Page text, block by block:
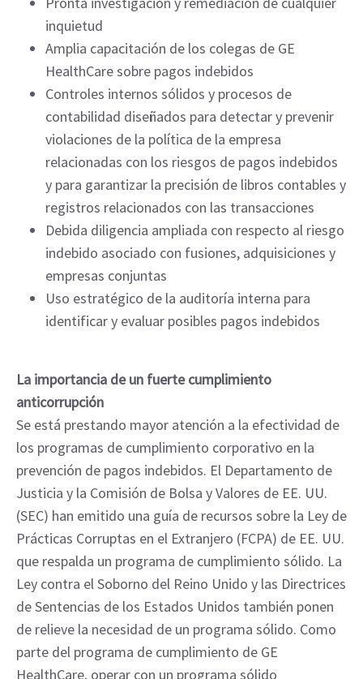
inquietud
Amplia capacitación de los colegas de GE
HealthCare sobre pagos indebidos
Controles internos sólidos y procesos de
contabilidad diseñados para detectar y prevenir
violaciones de la política de la empresa
relacionadas con los riesgos de pagos indebidos
y para garantizar la precisión de libros contables y
registros relacionados con las transacciones
Debida diligencia ampliada con respecto al riesgo
indebido asociado con fusiones, adquisiciones y
empresas conjuntas
Uso estratégico de la auditoría interna para
identificar y evaluar posibles pagos indebidos
La importancia de un fuerte cumplimiento
anticorrupción
Se está prestando mayor atención a la efectividad de
los programas de cumplimiento corporativo en la
prevención de pagos indebidos. El Departamento de
Justicia y la Comisión de Bolsa y Valores de EE. UU.
(SEC) han emitido una guía de recursos sobre la Ley de
Prácticas Corruptas en el Extranjero (FCPA) de EE. UU.
que respalda un programa de cumplimiento sólido. La
Ley contra el Soborno del Reino Unido y las Directrices
de Sentencias de los Estados Unidos también ponen
de relieve la necesidad de un programa sólido. Como
parte del programa de cumplimiento de GE
HealthCare, operar con un programa sólido